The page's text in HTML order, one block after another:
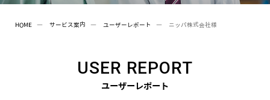
HOME サービス案内 ユーザーレポート ニッパ株式会社様
USER REPORT
ユーザーレポート